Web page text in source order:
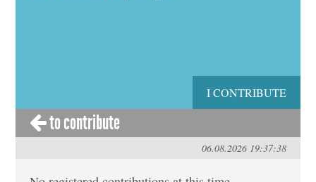
I CONTRIBUTE
to contribute
06.08.2026 19:37:38